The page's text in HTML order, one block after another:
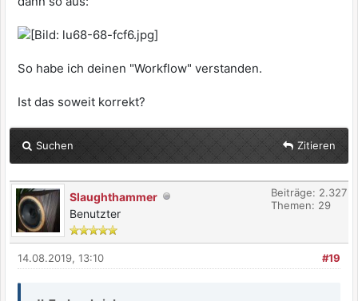
So habe ich deinen "Workflow" verstanden.
Ist das soweit korrekt?
Suchen Zitieren
Slaughthammer
Benutzter
Beiträge: 2.327
Themen: 29
#19
14.08.2019, 13:10